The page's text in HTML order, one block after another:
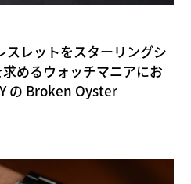
スレットをスターリングシ
めるウォッチマニアにお
の Broken Oyster